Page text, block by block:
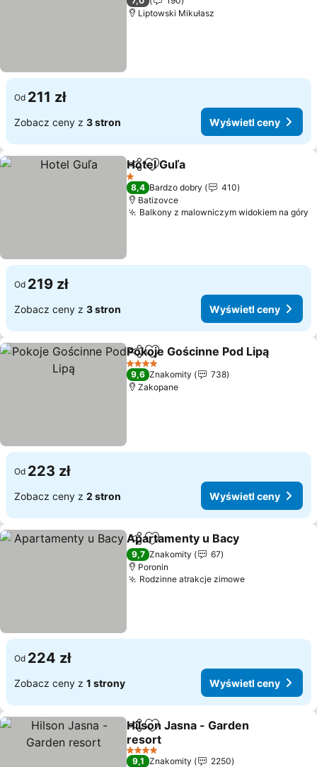
Liptowski Mikułasz
Od 211 zł
Zobacz ceny z 3 stron Wyświetl ceny
Udostępnij
Dodaj do ulubionych
Hotel Guľa
1 Kategoria
8,4 Bardzo dobry
410
Batizovce
Balkony z malowniczym widokiem na góry
Od 219 zł
Zobacz ceny z 3 stron Wyświetl ceny
Udostępnij
Dodaj do ulubionych
Pokoje Gościnne Pod Lipą
4 Kategoria
9,6 Znakomity
738
Zakopane
Od 223 zł
Zobacz ceny z 2 stron Wyświetl ceny
Udostępnij
Dodaj do ulubionych
Apartamenty u Bacy
9,7 Znakomity
67
Poronin
Rodzinne atrakcje zimoweWyświetl
Od 224 zł
Zobacz ceny z 1 strony Wyświetl ceny
Udostępnij
Dodaj do ulubionych
Hilson Jasna - Garden
resort
Wyświetl ceny
4 Kategoria
9,1 Znakomity
2250